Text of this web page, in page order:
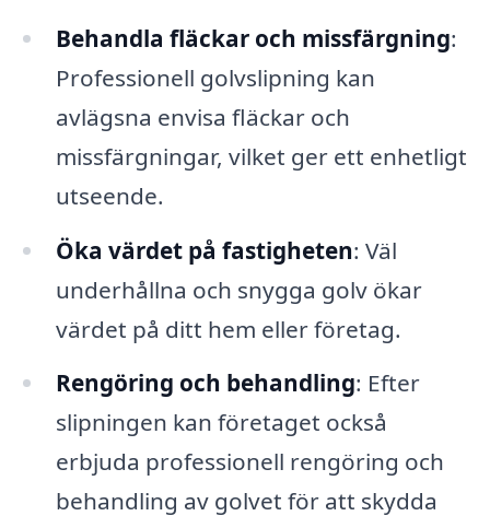
Behandla fläckar och missfärgning:
Professionell golvslipning kan
avlägsna envisa fläckar och
missfärgningar, vilket ger ett enhetligt
utseende.
Öka värdet på fastigheten: Väl
underhållna och snygga golv ökar
värdet på ditt hem eller företag.
Rengöring och behandling: Efter
slipningen kan företaget också
erbjuda professionell rengöring och
behandling av golvet för att skydda